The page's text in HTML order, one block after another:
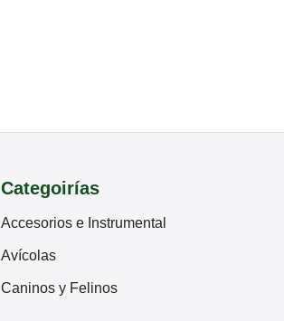
Categoirías
Accesorios e Instrumental
Avícolas
Caninos y Felinos